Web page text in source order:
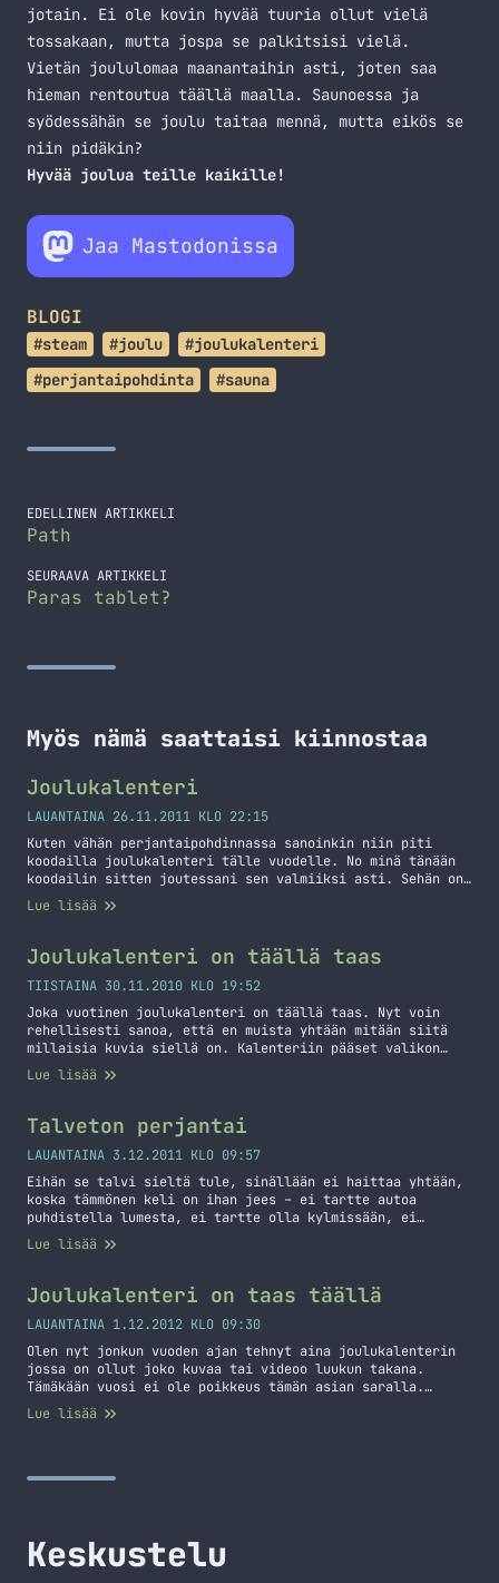
jotain. Ei ole kovin hyvää tuuria ollut vielä
tossakaan, mutta jospa se palkitsisi vielä.
Vietän joululomaa maanantaihin asti, joten saa
hieman rentoutua täällä maalla. Saunoessa ja
syödessähän se joulu taitaa mennä, mutta eikös se
niin pidäkin?
Hyvää joulua teille kaikille!
Jaa Mastodonissa
BLOGI
#steam #joulu
#joulukalenteri
#perjantaipohdinta
#sauna
EDELLINEN ARTIKKELI
Path
SEURAAVA ARTIKKELI
Paras tablet?
Myös nämä saattaisi kiinnostaa
Joulukalenteri
LAUANTAINA 26.11.2011 KLO 22:15
Kuten vähän perjantaipohdinnassa sanoinkin niin piti
koodailla joulukalenteri tälle vuodelle. No minä tänään
koodailin sitten joutessani sen valmiiksi asti. Sehän on
koodattu simppelisti käyttäen PHP:tä ja simppeliä HTML ja
CSS settiä. Colorboxin avulla tuli toteutettua tuo
mutta silti itse tykkään siitä. Tänä vuonna kalenteri
tulee sisältämään kuvien lisäksi… Jatka lukemista
Joulukalenteri
Lue lisää
Joulukalenteri on täällä taas
TIISTAINA 30.11.2010 KLO 19:52
Joka vuotinen joulukalenteri on täällä taas. Nyt voin
rehellisesti sanoa, että en muista yhtään mitään siitä
millaisia kuvia siellä on. Kalenteriin pääset valikon
Joulukalenteri linkistä tai käyttämällä seuraavaa
osoitetta: https://markokaartinen.net/joulu/ Huomenna
Lue lisää
Talveton perjantai
LAUANTAINA 3.12.2011 KLO 09:57
Eihän se talvi sieltä tule, sinällään ei haittaa yhtään,
koska tämmönen keli on ihan jees – ei tartte autoa
puhdistella lumesta, ei tartte olla kylmissään, ei
lumitöitä ja ei tartte miettiä missä vaiheessa liukastut.
Tietysti olisi kiva jos näyttäisi talviselle ja näin,
jossain vaiheessa.
Lue lisää
Joulukalenteri on taas täällä
LAUANTAINA 1.12.2012 KLO 09:30
Olen nyt jonkun vuoden ajan tehnyt aina joulukalenterin
jossa on ollut joko kuvaa tai videoo luukun takana.
Tämäkään vuosi ei ole poikkeus tämän asian saralla.
Koodailin vielä eilis iltana viimeisiä palikoita tuohon
joulukalenteriin. Sisältöä uupuu tosin hieman, mutta se
sisältää seitsemän kappaletta pelejä… Jatka lukemista
Lue lisää
Keskustelu